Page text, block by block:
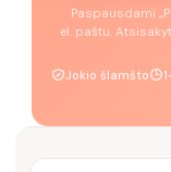
Paspausdami
el. paštu.
Jokio šlamšto